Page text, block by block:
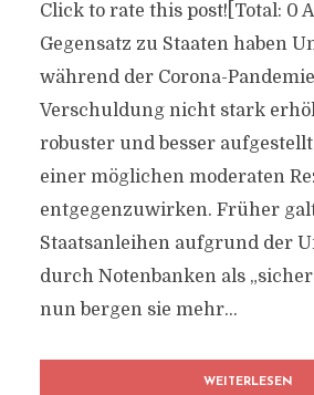
Click to rate this post![Total: 0
Gegensatz zu Staaten haben
während der Corona-
Verschuldung nicht stark
robuster und besser
einer möglichen moderaten
entgegenzuwirken. Früher
Staatsanleihen aufgrund der
durch Notenbanken als
nun bergen sie mehr...
WEITERLESEN